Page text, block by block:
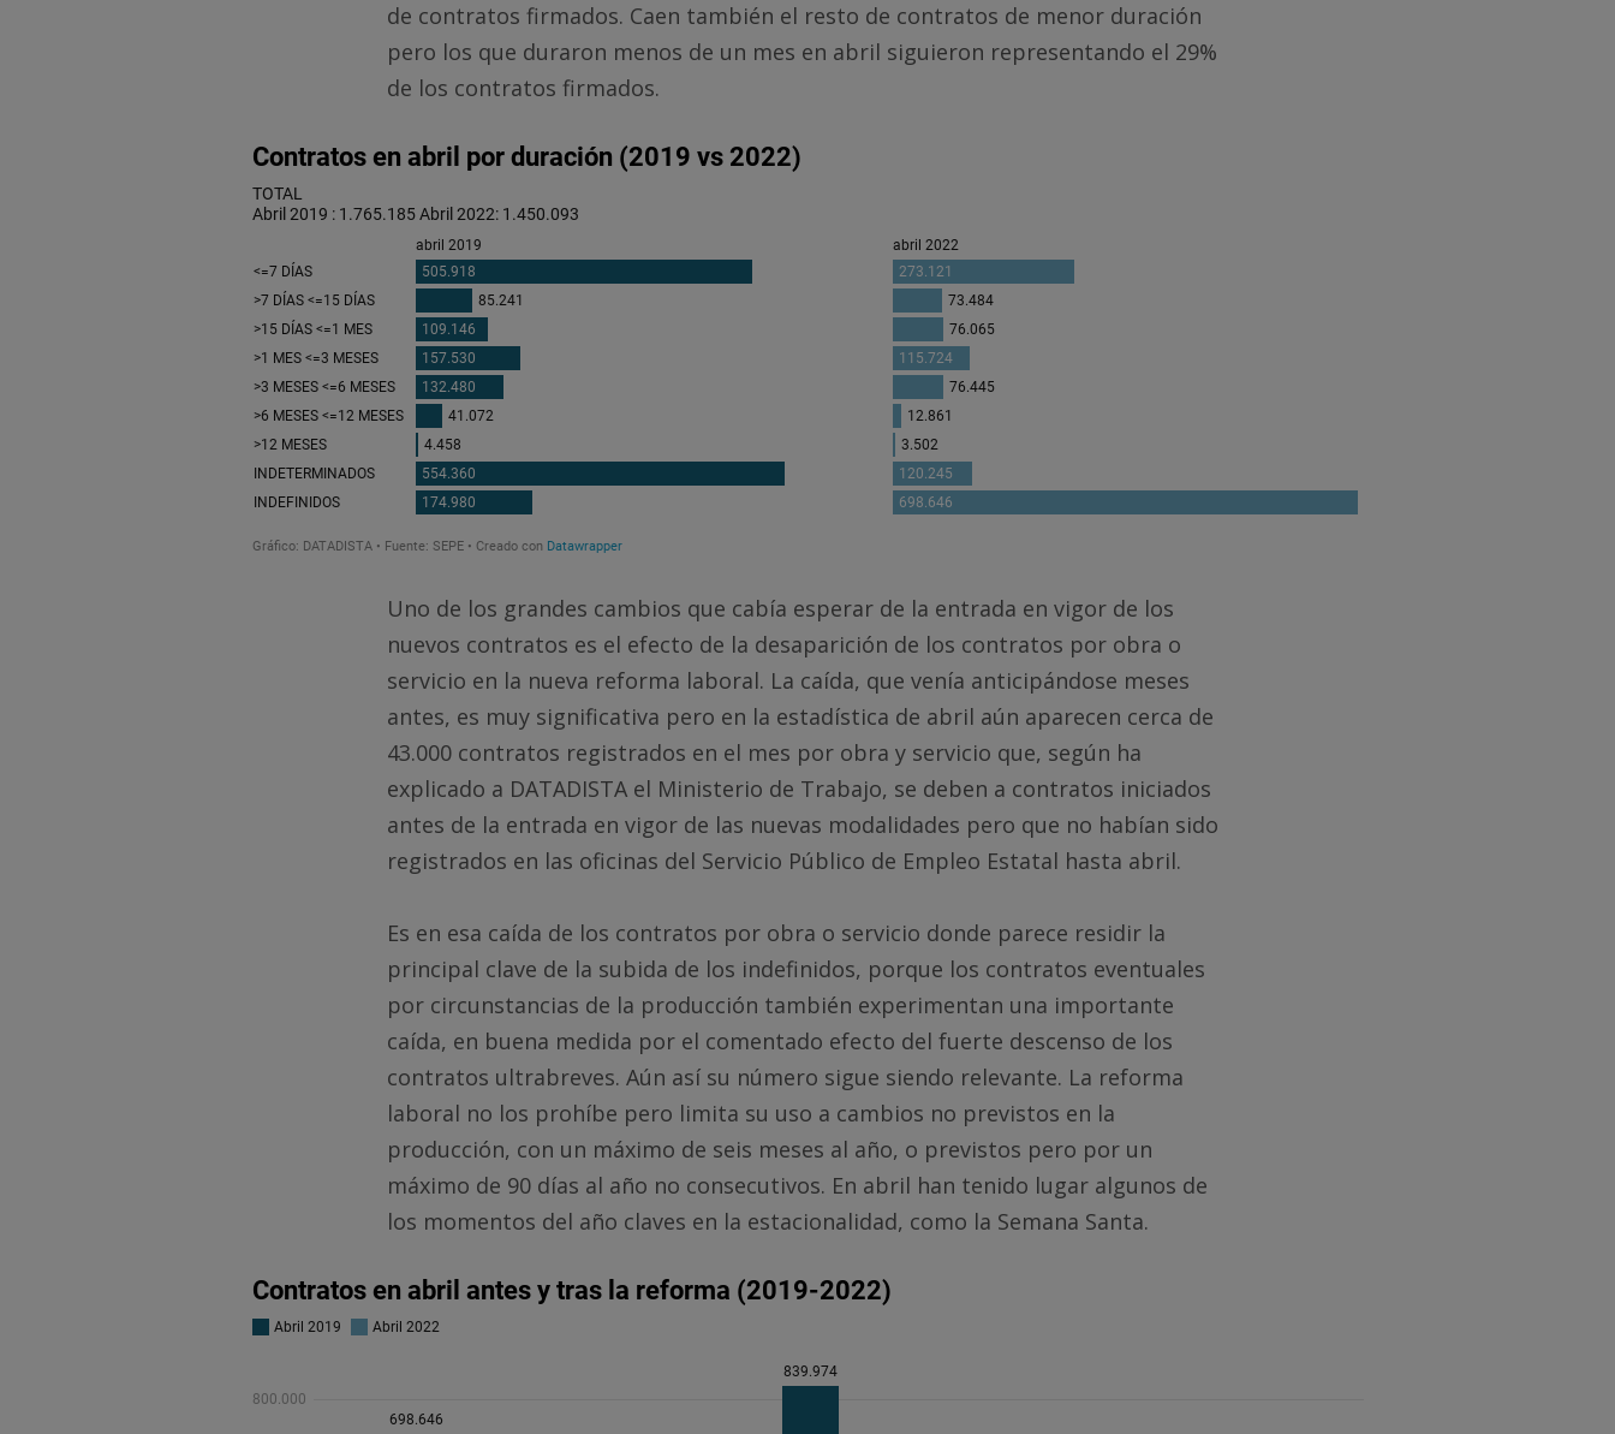
de contratos firmados. Caen también el resto de contratos de menor duración
pero los que duraron menos de un mes en abril siguieron representando el 29%
de los contratos firmados.
Uno de los grandes cambios que cabía esperar de la entrada en vigor de los
nuevos contratos es el efecto de la desaparición de los contratos por obra o
servicio en la nueva reforma laboral. La caída, que venía anticipándose meses
antes, es muy significativa pero en la estadística de abril aún aparecen cerca de
43.000 contratos registrados en el mes por obra y servicio que, según ha
explicado a DATADISTA el Ministerio de Trabajo, se deben a contratos iniciados
antes de la entrada en vigor de las nuevas modalidades pero que no habían sido
registrados en las oficinas del Servicio Público de Empleo Estatal hasta abril.
Es en esa caída de los contratos por obra o servicio donde parece residir la
principal clave de la subida de los indefinidos, porque los contratos eventuales
por circunstancias de la producción también experimentan una importante
caída, en buena medida por el comentado efecto del fuerte descenso de los
contratos ultrabreves. Aún así su número sigue siendo relevante. La reforma
laboral no los prohíbe pero limita su uso a cambios no previstos en la
producción, con un máximo de seis meses al año, o previstos pero por un
máximo de 90 días al año no consecutivos. En abril han tenido lugar algunos de
los momentos del año claves en la estacionalidad, como la Semana Santa.